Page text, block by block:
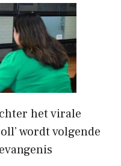
het virale
wordt volgende